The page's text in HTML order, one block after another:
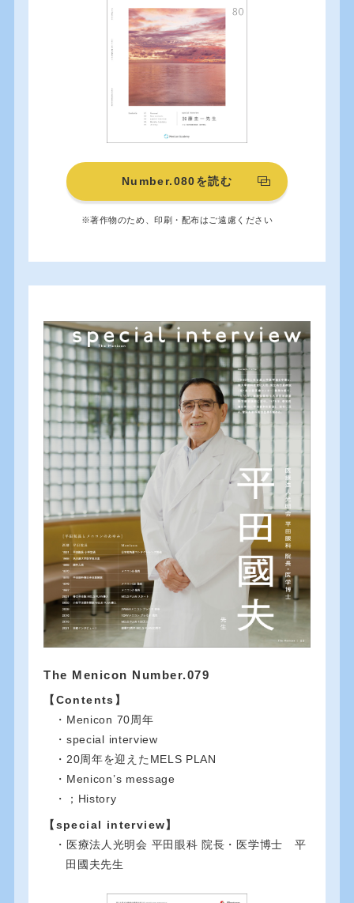
Number.080を読む
※著作物のため、印刷・配布はご遠慮ください
The Menicon Number.079
【Contents】
・Menicon 70周年
・special interview
・20周年を迎えたMELS PLAN
・Menicon’s message
・；History
【special interview】
・医療法人光明会 平田眼科 院長・医学博士 平
田國夫先生